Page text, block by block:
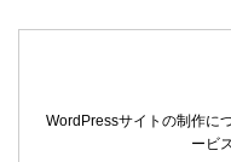
WordPressサイトの制作に
ービ